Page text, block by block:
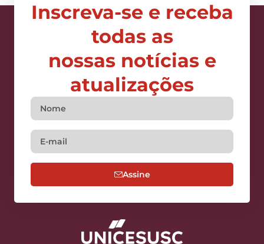
Inscreva-se e receba
todas as
nossas notícias e
atualizações
Assine